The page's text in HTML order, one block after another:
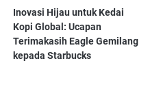
Inovasi Hijau untuk Kedai
Kopi Global: Ucapan
Terimakasih Eagle Gemilang
kepada Starbucks